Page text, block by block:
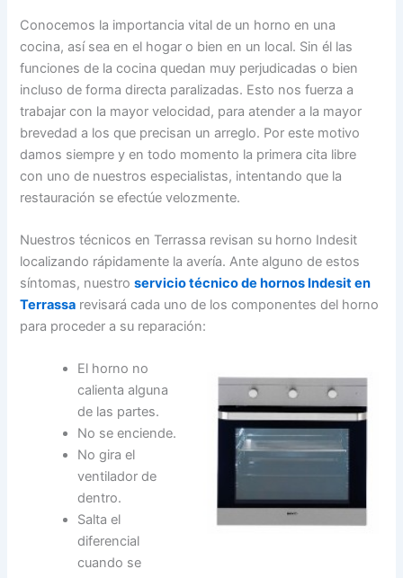
Conocemos la importancia vital de un horno en una
cocina, así sea en el hogar o bien en un local. Sin él las
funciones de la cocina quedan muy perjudicadas o bien
incluso de forma directa paralizadas. Esto nos fuerza a
trabajar con la mayor velocidad, para atender a la mayor
brevedad a los que precisan un arreglo. Por este motivo
damos siempre y en todo momento la primera cita libre
con uno de nuestros especialistas, intentando que la
restauración se efectúe velozmente.
Nuestros técnicos en Terrassa revisan su horno Indesit
localizando rápidamente la avería. Ante alguno de estos
síntomas, nuestroservicio técnico de hornos Indesit en
Terrassa revisará cada uno de los componentes del horno
para proceder a su reparación:
El horno no
calienta alguna
de las partes.
No se enciende.
No gira el
ventilador de
dentro.
Salta el
diferencial
cuando se